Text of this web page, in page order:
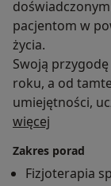
pacjentom w
życia.
Swoją
roku, a od
umiejętności,
prowadzonych
Pomagam
życiem bez bólu.
więcej
Zakres porad
Fizjoterapia